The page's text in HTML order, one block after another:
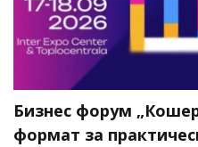
Бизнес форум
формат за